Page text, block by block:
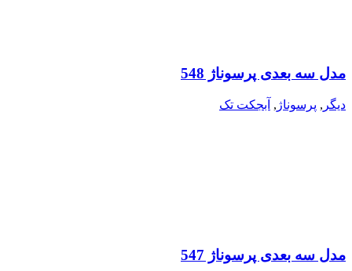
مدل سه بعدی پرسوناژ 548
دیگر , پرسوناژ , آبجکت تک
مدل سه بعدی پرسوناژ 547